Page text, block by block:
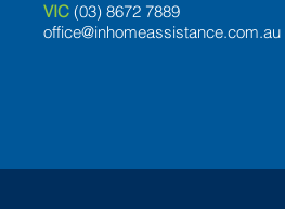
VIC (03) 8672 7889
office@inhomeassistance.com.au